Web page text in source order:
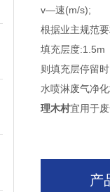
v—速(m/s);
根据业主规范
填充层度:1.5m
则填充层停留
水喷淋废气净
理木村宜用于
产